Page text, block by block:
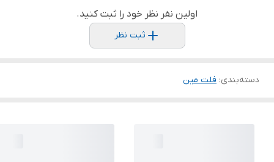
اولین نفر نظر خود را ثبت کنید.
ثبت نظر
دسته‌بندی: فلت مین